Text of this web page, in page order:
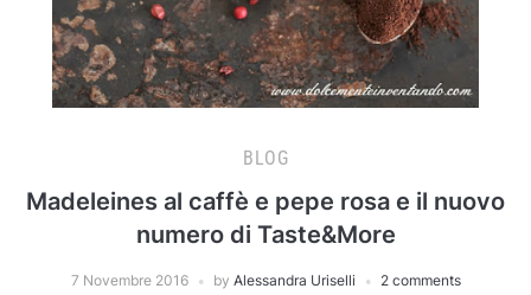
BLOG
Madeleines al caffè e pepe rosa e il nuovo
numero di Taste&More
7 Novembre 2016 by Alessandra Uriselli 2 comments